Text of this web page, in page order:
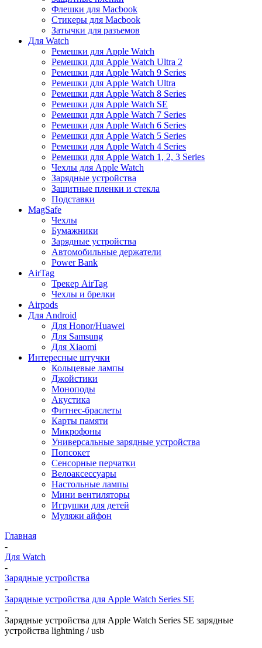
Флешки для Macbook
Стикеры для Macbook
Затычки для разъемов
Для Watch
Ремешки для Apple Watch
Ремешки для Apple Watch Ultra 2
Ремешки для Apple Watch 9 Series
Ремешки для Apple Watch Ultra
Ремешки для Apple Watch 8 Series
Ремешки для Apple Watch SE
Ремешки для Apple Watch 7 Series
Ремешки для Apple Watch 6 Series
Ремешки для Apple Watch 5 Series
Ремешки для Apple Watch 4 Series
Ремешки для Apple Watch 1, 2, 3 Series
Чехлы для Apple Watch
Зарядные устройства
Защитные пленки и стекла
Подставки
MagSafe
Чехлы
Бумажники
Зарядные устройства
Автомобильные держатели
Power Bank
AirTag
Трекер AirTag
Чехлы и брелки
Airpods
Для Android
Для Honor/Huawei
Для Samsung
Для Xiaomi
Интересные штучки
Кольцевые лампы
Джойстики
Моноподы
Акустика
Фитнес-браслеты
Карты памяти
Микрофоны
Универсальные зарядные устройства
Попсокет
Сенсорные перчатки
Велоаксессуары
Настольные лампы
Мини вентиляторы
Игрушки для детей
Муляжи айфон
Главная
-
Для Watch
-
Зарядные устройства
-
Зарядные устройства для Apple Watch Series SE
-
Зарядные устройства для Apple Watch Series SE зарядные
устройства lightning / usb